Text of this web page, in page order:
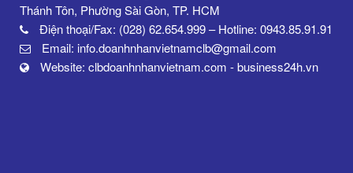
Thánh Tôn, Phường Sài Gòn, TP. HCM
Điện thoại/Fax: (028) 62.654.999 – Hotline: 0943.85.91.91
Email: info.doanhnhanvietnamclb@gmail.com
Website: clbdoanhnhanvietnam.com - business24h.vn